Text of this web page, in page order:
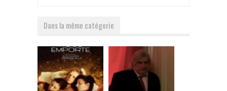
Dans la même catégorie